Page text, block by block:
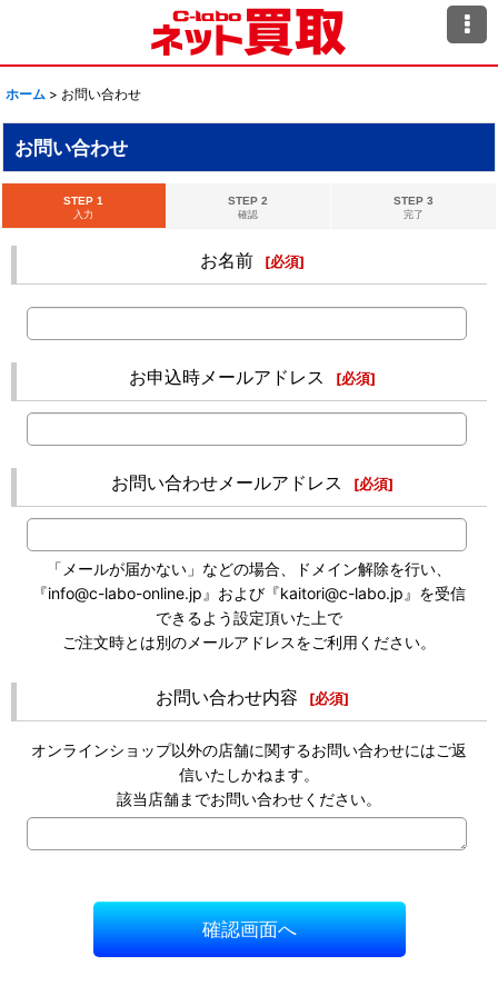
ホーム > お問い合わせ
お問い合わせ
STEP 1
入力
STEP 2
確認
STEP 3
完了
お名前 [必須]
お申込時メールアドレス [必須]
お問い合わせメールアドレス [必須]
「メールが届かない」などの場合、ドメイン解除を行い、
『info@c-labo-online.jp』および『kaitori@c-labo.jp』を受信
できるよう設定頂いた上で
ご注文時とは別のメールアドレスをご利用ください。
お問い合わせ内容 [必須]
オンラインショップ以外の店舗に関するお問い合わせにはご返
信いたしかねます。
該当店舗までお問い合わせください。
確認画面へ